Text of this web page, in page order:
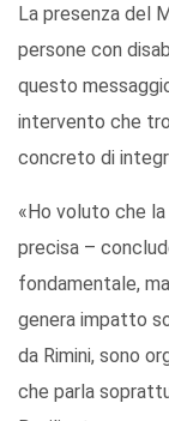
La presenza del
persone con
questo
intervento che
concreto di
«Ho voluto che la
precisa –
fondamentale,
genera impatto
da Rimini, sono
che parla